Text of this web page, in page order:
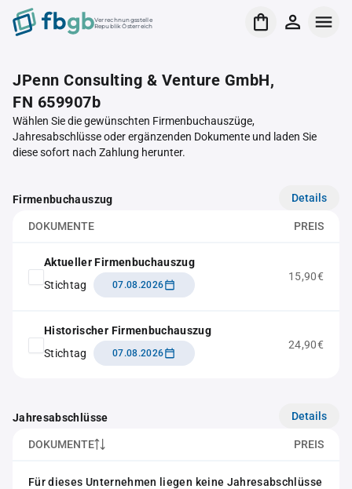
Verrechnungsstelle
Republik Österreich
JPenn Consulting & Venture GmbH,
FN 659907b
Wählen Sie die gewünschten Firmenbuchauszüge,
Jahresabschlüsse oder ergänzenden Dokumente und laden Sie
diese sofort nach Zahlung herunter.
Firmenbuchauszug Details
DOKUMENTE PREIS
Aktueller Firmenbuchauszug
Stichtag
07.08.2026
15,90€
Historischer Firmenbuchauszug
Stichtag
07.08.2026
24,90€
Jahresabschlüsse Details
DOKUMENTE PREIS
Für dieses Unternehmen liegen keine Jahresabschlüsse